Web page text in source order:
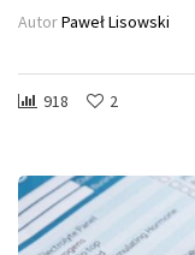
AutorPaweł Lisowski
918 2